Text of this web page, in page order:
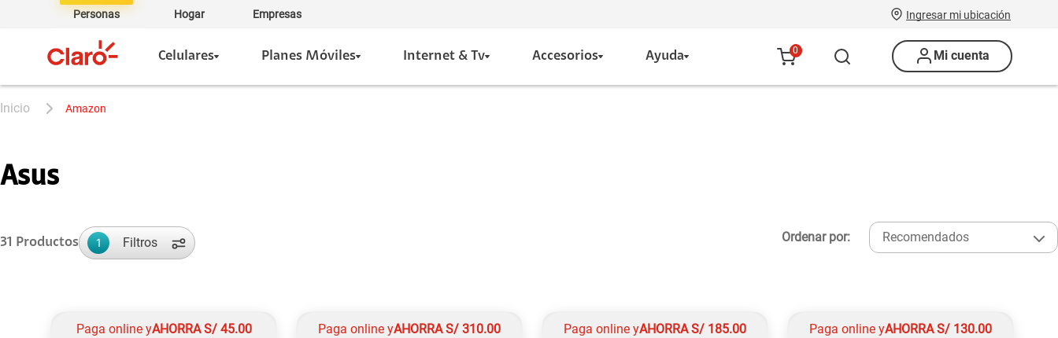
Personas Hogar Empresas Ingresar mi ubicación
Celulares Planes Móviles Internet & Tv Accesorios Ayuda 0 Mi cuenta
amazon
Asus
31 Productos 1 Filtros Ordenar por: Recomendados
Paga online yAHORRA S/ 45.00 Paga online yAHORRA S/ 310.00 Paga online yAHORRA S/ 185.00 Paga online yAHORRA S/ 130.00